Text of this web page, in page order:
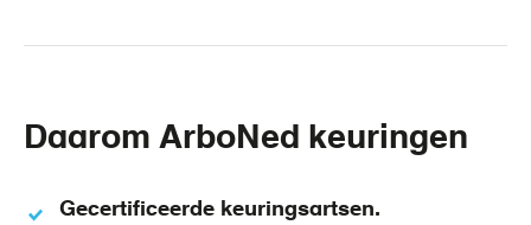
Daarom ArboNed keuringen
Gecertificeerde keuringsartsen.